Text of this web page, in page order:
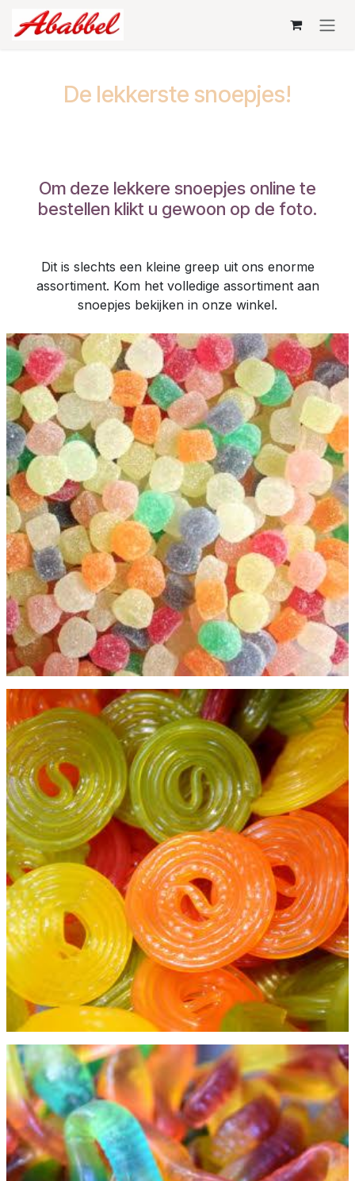
Skip to Content
De lekkerste snoepjes!
Om deze lekkere snoepjes online te
bestellen klikt u gewoon op de foto.
Dit is slechts een kleine greep uit ons enorme
assortiment. Kom het volledige assortiment aan
snoepjes bekijken in onze winkel.